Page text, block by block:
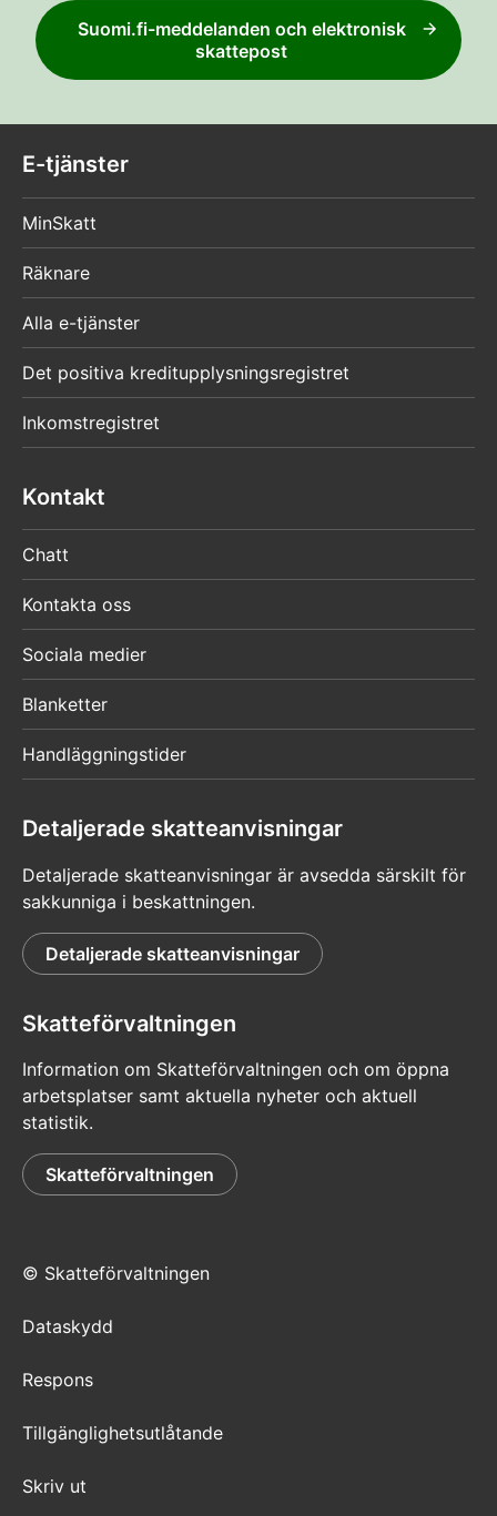
Suomi.fi-meddelanden och elektronisk
skattepost
E-tjänster
MinSkatt
Räknare
Alla e-tjänster
Det positiva kreditupplysningsregistret
Inkomstregistret
Kontakt
Chatt
Kontakta oss
Sociala medier
Blanketter
Handläggningstider
Detaljerade skatteanvisningar
Detaljerade skatteanvisningar är avsedda särskilt för
sakkunniga i beskattningen.
Detaljerade skatteanvisningar
Skatteförvaltningen
Information om Skatteförvaltningen och om öppna
arbetsplatser samt aktuella nyheter och aktuell
statistik.
Skatteförvaltningen
© Skatteförvaltningen
Dataskydd
Respons
Tillgänglighetsutlåtande
Skriv ut